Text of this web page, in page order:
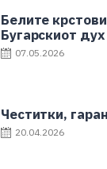
Белите
Бугарскиот
07.05.2026
Честитки,
20.04.2026